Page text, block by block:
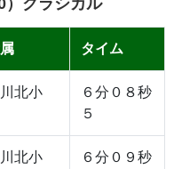
タイム
北小
６分０８秒
５
北小
６分０９秒